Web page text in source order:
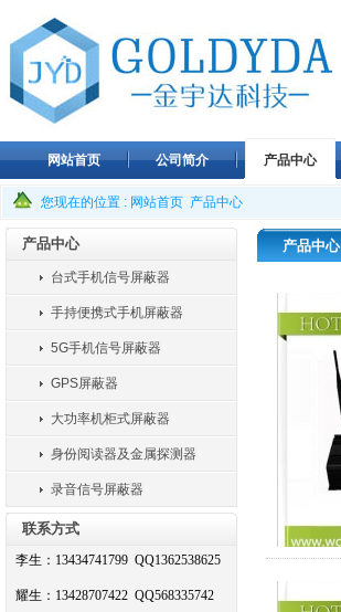
网站首页 公司简介 产品中心
您现在的位置 : 网站首页 产品中心
产品中心
产品中心
台式手机信号屏蔽器
手持便携式手机屏蔽器
5G手机信号屏蔽器
GPS屏蔽器
大功率机柜式屏蔽器
身份阅读器及金属探测器
录音信号屏蔽器
联系方式
李生：13434741799 QQ1362538625
耀生：13428707422 QQ568335742